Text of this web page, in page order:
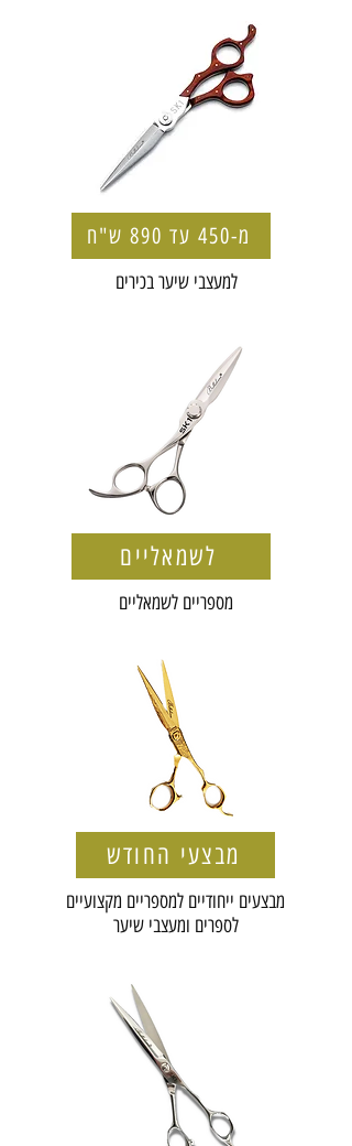
מ-450 עד 890 ש"ח
למעצבי שיער בכירים
לשמאליים
מספריים לשמאליים
מבצעי החודש
מבצעים ייחודיים למספריים מקצועיים
לספרים ומעצבי שיער